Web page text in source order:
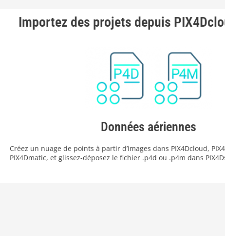
Importez des projets depuis
Données aériennes
Créez un nuage de points à partir d’images dans PIX4Dcloud,
PIX4Dmatic, et glissez-déposez le fichier .p4d ou .p4m dans